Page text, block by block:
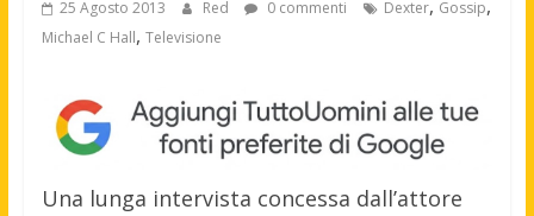
25 Agosto 2013 Red 0 commenti Dexter, Gossip,
Michael C Hall, Televisione
Una lunga intervista concessa dall’attore